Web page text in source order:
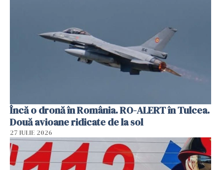
Încă o dronă în România. RO-ALERT în Tulcea.
Două avioane ridicate de la sol
27 IULIE 2026